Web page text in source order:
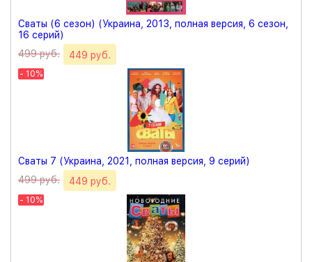
Сваты (6 сезон) (Украина, 2013, полная версия, 6 сезон,
16 серий)
499 руб.
449 руб.
- 10%
Сваты 7 (Украина, 2021, полная версия, 9 серий)
499 руб.
449 руб.
- 10%